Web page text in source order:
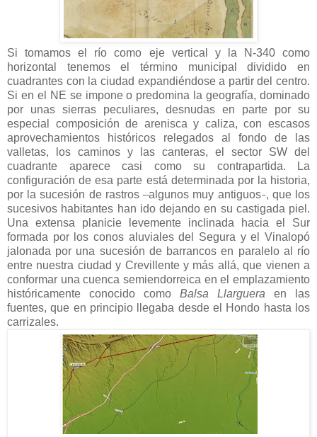
Si tomamos el río como eje vertical y la N-340 como
horizontal tenemos el término municipal dividido en
cuadrantes con la ciudad expandiéndose a partir del centro.
Si en el NE se impone o predomina la geografía, dominado
por unas sierras peculiares, desnudas en parte por su
especial composición de arenisca y caliza, con escasos
aprovechamientos históricos relegados al fondo de las
valletas, los caminos y las canteras, el sector SW del
cuadrante aparece casi como su contrapartida. La
configuración de esa parte está determinada por la historia,
por la sucesión de rastros–algunos muy antiguos–, que los
sucesivos habitantes han ido dejando en su castigada piel.
Una extensa planicie levemente inclinada hacia el Sur
formada por los conos aluviales del Segura y el Vinalopó
jalonada por una sucesión de barrancos en paralelo al río
entre nuestra ciudad y Crevillente y más allá, que vienen a
conformar una cuenca semiendorreica en el emplazamiento
históricamente conocido como Balsa Llarguera en las
fuentes, que en principio llegaba desde el Hondo hasta los
carrizales.